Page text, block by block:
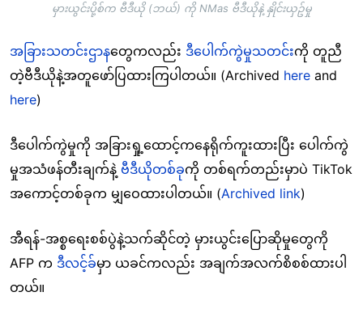
မှားယွင်းပို့စ်က ဗီဒီယို (ဘယ်) ကို NMas ဗီဒီယိုနဲ့ နှိုင်းယှဥ်မှု
အခြားသတင်းဌာနတွေကလည်း ဒီပေါက်ကွဲမှုသတင်းကို တူညီ
တဲ့ဗီဒီယိုနဲ့အတူဖော်ပြထားကြပါတယ်။ (Archived here and
here)
ဒီပေါက်ကွဲမှုကို အခြားရှု့ထောင့်ကနေရိုက်ကူးထားပြီး ပေါက်ကွဲ
မှုအသံဖန်တီးချက်နဲ့ ဗီဒီယိုတစ်ခုကို တစ်ရက်တည်းမှာပဲ TikTok
အကောင့်တစ်ခုက မျှဝေထားပါတယ်။ (Archived link)
အီရန်-အစ္စရေးစစ်ပွဲနဲ့သက်ဆိုင်တဲ့ မှားယွင်းပြောဆိုမှုတွေကို
AFP က ဒီလင့်ခ်မှာ ယခင်ကလည်း အချက်အလက်စိစစ်ထားပါ
တယ်။